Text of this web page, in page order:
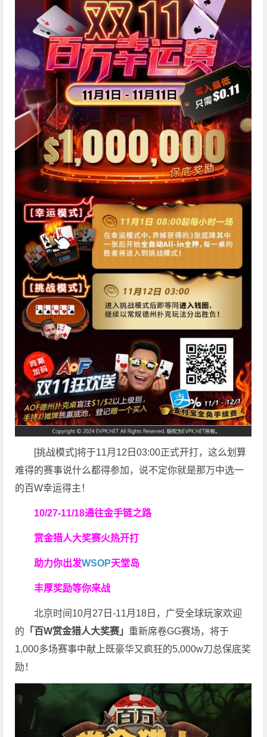
[挑战模式]将于11月12日03:00正式开打，这么划算
难得的赛事说什么都得参加，说不定你就是那万中选一
的百W幸运得主！
10/27-11/18通往金手链之路
赏金猎人大奖赛火热开打
助力你出发WSOP天堂岛
丰厚奖励等你来战
北京时间10月27日-11月18日，广受全球玩家欢迎
的 「百W赏金猎人大奖赛」 重新席卷GG赛场，将于
1,000多场赛事中献上既豪华又疯狂的5,000w刀总保底奖
励！